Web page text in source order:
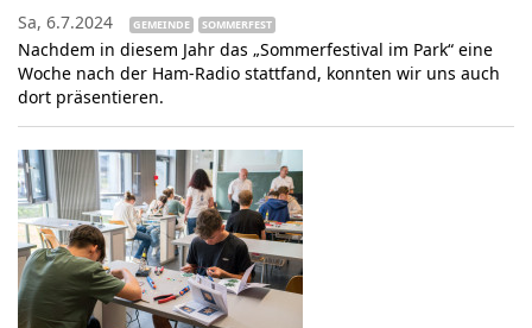
Sa, 6.7.2024 GEMEINDE SOMMERFEST
Nachdem in diesem Jahr das „Sommerfestival im Park“ eine
Woche nach der Ham-Radio stattfand, konnten wir uns auch
dort präsentieren.